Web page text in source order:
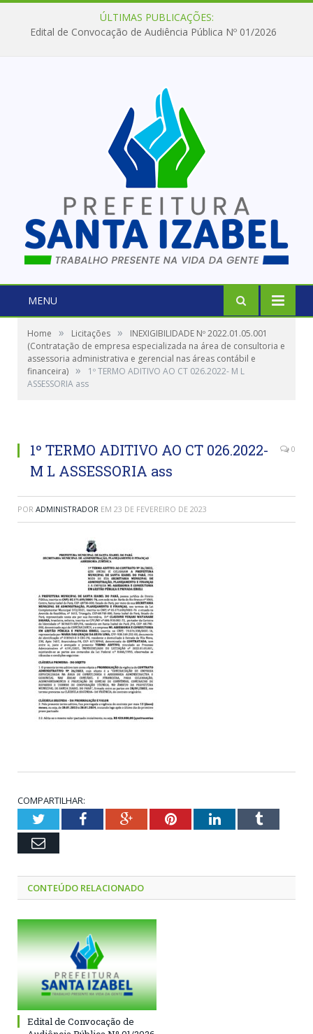
ÚLTIMAS PUBLICAÇÕES:
Edital de Convocação de Audiência Pública Nº 01/2026
MENU
Home » Licitações »
INEXIGIBILIDADE Nº 2022.01.05.001
(Contratação de empresa especializada na área de consultoria e
assessoria administrativa e gerencial nas áreas contábil e
financeira) »
1º TERMO ADITIVO AO CT 026.2022- M L
ASSESSORIA ass
1º TERMO ADITIVO AO CT 026.2022-
M L ASSESSORIA ass
0
POR ADMINISTRADOR EM 23 DE FEVEREIRO DE 2023
COMPARTILHAR:
TwitterFacebookGoogle+PinterestLinkedInTumblr
Email
CONTEÚDO RELACIONADO
Edital de Convocação de